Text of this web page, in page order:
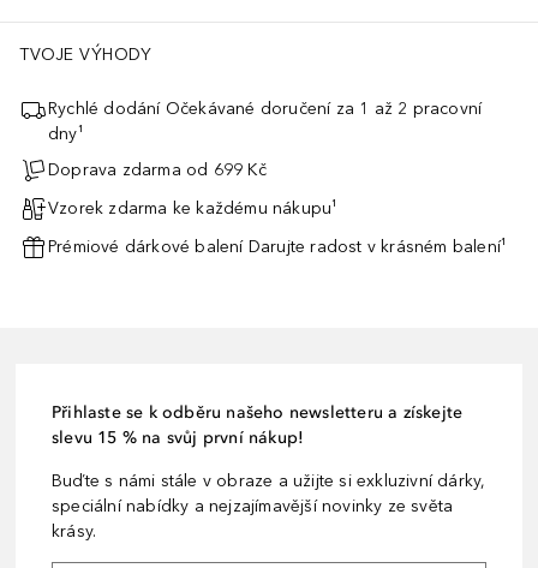
TVOJE VÝHODY
Rychlé dodání Očekávané doručení za 1 až 2 pracovní
dny¹
Doprava zdarma od 699 Kč
Vzorek zdarma ke každému nákupu¹
Prémiové dárkové balení Darujte radost v krásném balení¹
Přihlaste se k odběru našeho newsletteru a získejte
slevu 15 % na svůj první nákup!
Buďte s námi stále v obraze a užijte si exkluzivní dárky,
speciální nabídky a nejzajímavější novinky ze světa
krásy.